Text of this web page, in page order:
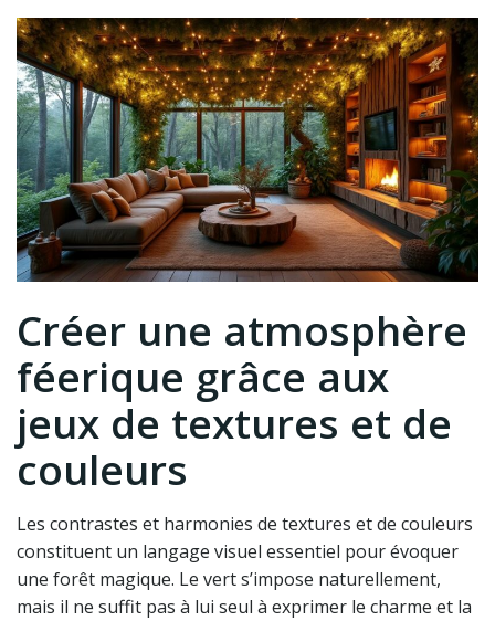
Créer une atmosphère
féerique grâce aux
jeux de textures et de
couleurs
Les contrastes et harmonies de textures et de couleurs
constituent un langage visuel essentiel pour évoquer
une forêt magique. Le vert s’impose naturellement,
mais il ne suffit pas à lui seul à exprimer le charme et la